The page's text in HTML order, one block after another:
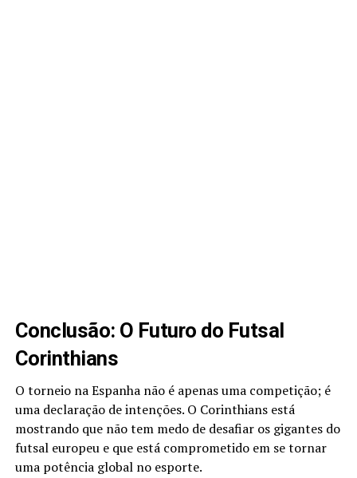
Conclusão: O Futuro do Futsal
Corinthians
O torneio na Espanha não é apenas uma competição; é
uma declaração de intenções. O Corinthians está
mostrando que não tem medo de desafiar os gigantes do
futsal europeu e que está comprometido em se tornar
uma potência global no esporte.